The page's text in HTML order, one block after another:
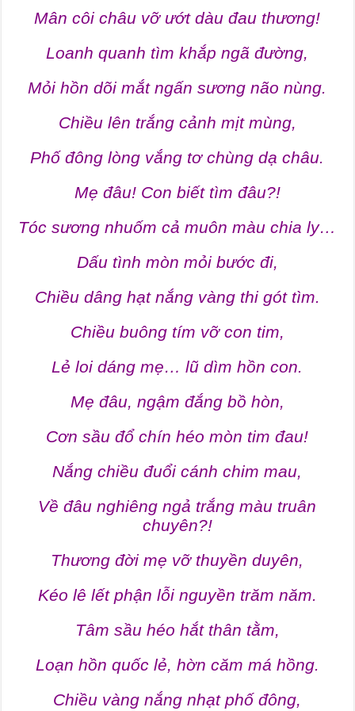
Mân côi châu vỡ ướt dàu đau thương!
Loanh quanh tìm khắp ngã đường,
Mỏi hồn dõi mắt ngấn sương não nùng.
Chiều lên trắng cảnh mịt mùng,
Phố đông lòng vắng tơ chùng dạ châu.
Mẹ đâu! Con biết tìm đâu?!
Tóc sương nhuốm cả muôn màu chia ly…
Dấu tình mòn mỏi bước đi,
Chiều dâng hạt nắng vàng thi gót tìm.
Chiều buông tím vỡ con tim,
Lẻ loi dáng mẹ… lũ dìm hồn con.
Mẹ đâu, ngậm đắng bồ hòn,
Cơn sầu đổ chín héo mòn tim đau!
Nắng chiều đuổi cánh chim mau,
Về đâu nghiêng ngả trắng màu truân
chuyên?!
Thương đời mẹ vỡ thuyền duyên,
Kéo lê lết phận lỗi nguyền trăm năm.
Tâm sầu héo hắt thân tằm,
Loạn hồn quốc lẻ, hờn căm má hồng.
Chiều vàng nắng nhạt phố đông,